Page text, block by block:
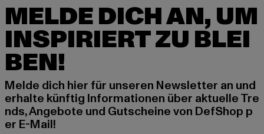
MELDE DICH AN, UM
INSPIRIERT ZU BLEI
BEN!
Melde dich hier für unseren Newsletter an und
erhalte künftig Informationen über aktuelle Tre
nds, Angebote und Gutscheine von DefShop p
er E-Mail!